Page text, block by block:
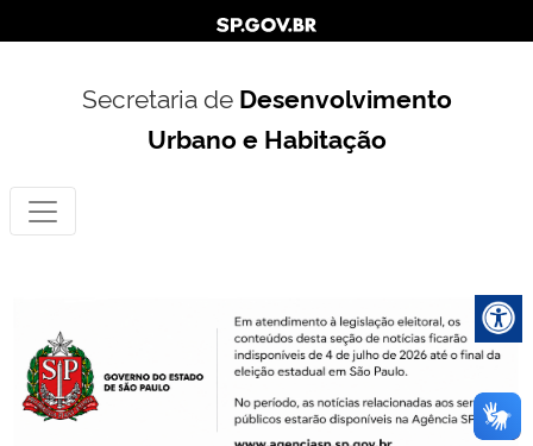
Secretaria de Desenvolvimento
Urbano e Habitação